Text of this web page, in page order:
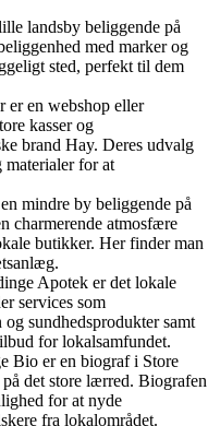
landsby beliggende på
med marker og
sted, perfekt til dem
er en webshop eller
kasser og
brand Hay. Deres udvalg
materialer for at
mindre by beliggende på
charmerende atmosfære
butikker. Her finder man
Apotek er det lokale
services som
sundhedsprodukter samt
for lokalsamfundet.
Bio er en biograf i Store
det store lærred. Biografen
for at nyde
fra lokalområdet.